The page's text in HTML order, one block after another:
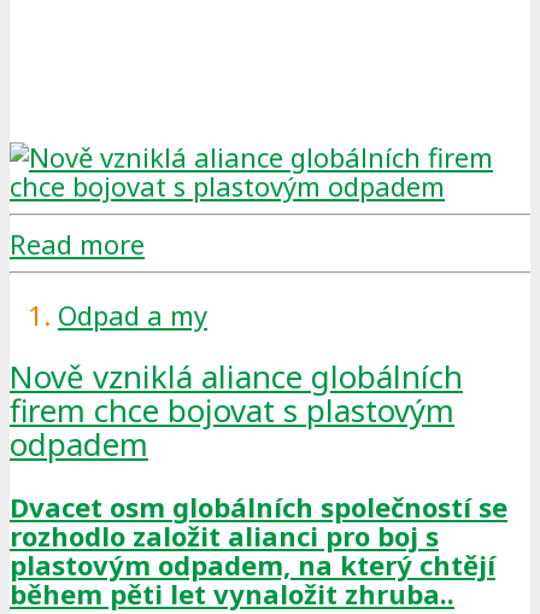
Read more
Odpad a my
Nově vzniklá aliance globálních
firem chce bojovat s plastovým
odpadem
Dvacet osm globálních společností se
rozhodlo založit alianci pro boj s
plastovým odpadem, na který chtějí
během pěti let vynaložit zhruba..